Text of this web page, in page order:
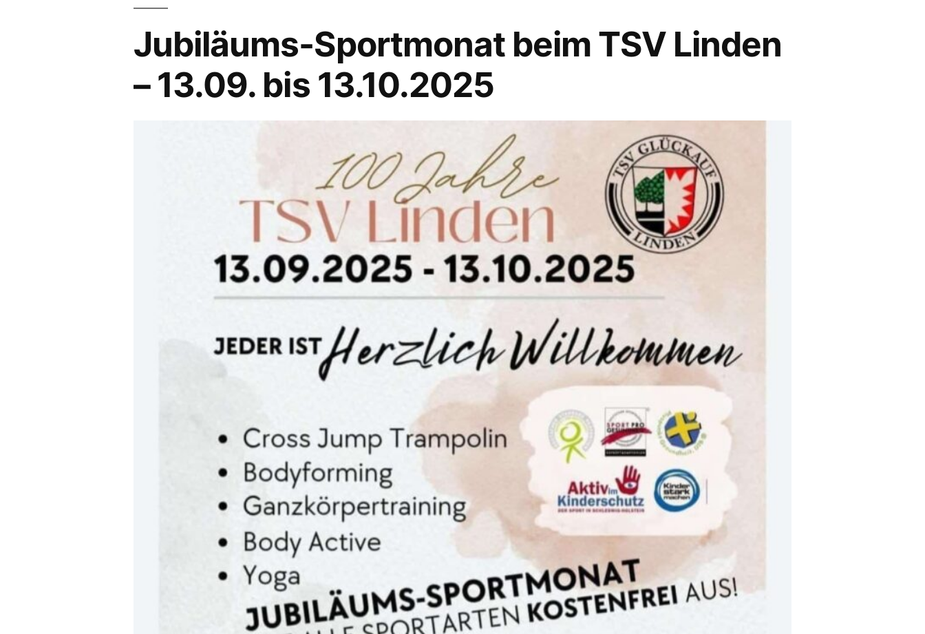
Jubiläums-Sportmonat beim TSV Linden
– 13.09. bis 13.10.2025